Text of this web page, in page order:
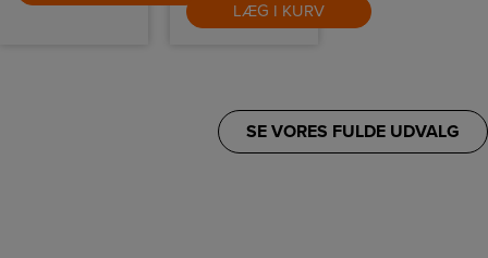
LÆG I KURV
SE VORES FULDE UDVALG